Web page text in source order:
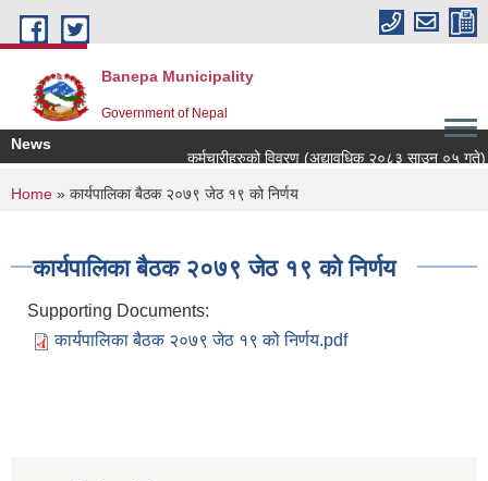
Skip to main content
Banepa Municipality
Government of Nepal
News
कर्मचारीहरुको विवरण (अद्यावधिक २०८३ साउन ०५ गते)
You are here
Home » कार्यपालिका बैठक २०७९ जेठ १९ को निर्णय
कार्यपालिका बैठक २०७९ जेठ १९ को निर्णय
Supporting Documents:
कार्यपालिका बैठक २०७९ जेठ १९ को निर्णय.pdf